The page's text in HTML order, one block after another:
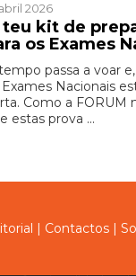
2026
teu kit de
os Exames
passa a voar
Exames Nacionais
Como a FORUM
estas prova ...
| Contactos |